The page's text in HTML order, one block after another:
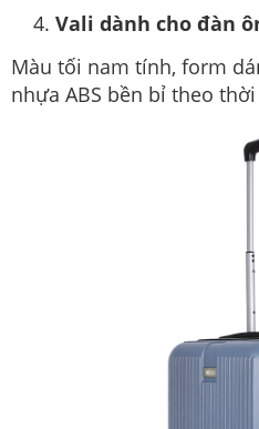
Vali dành cho đàn
Màu tối nam tính, form
nhựa ABS bền bỉ theo